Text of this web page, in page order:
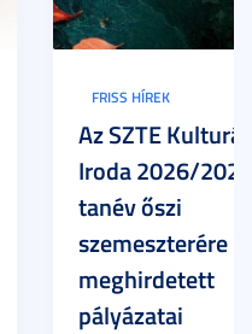
FRISS HÍREK
Az SZTE
Iroda 2026/
tanév őszi
szemeszterére
meghirdetett
pályázatai